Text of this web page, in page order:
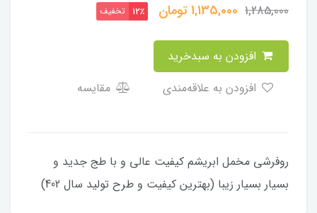
1,285,000
1,135,000تومان 12٪ تخفیف
مقایسه
روفرشی مخمل ابریشم کیفیت عالی و با طج جدید و
بسیار بسیار زیبا (بهترین کیفیت و طرح تولید سال 402)